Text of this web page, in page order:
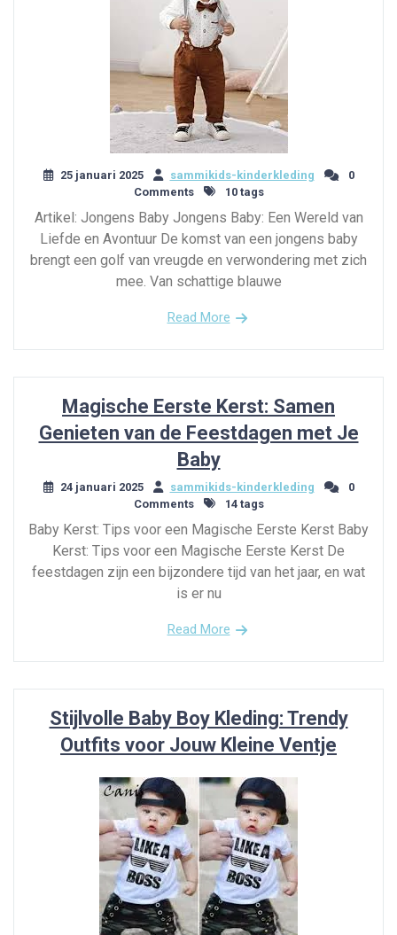
25 januari 2025 sammikids-kinderkleding
0
Comments
10 tags
Artikel: Jongens Baby Jongens Baby: Een Wereld van
Liefde en Avontuur De komst van een jongens baby
brengt een golf van vreugde en verwondering met zich
mee. Van schattige blauwe
Read More
Magische Eerste Kerst: Samen
Genieten van de Feestdagen met Je
Baby
24 januari 2025 sammikids-kinderkleding
0
Comments
14 tags
Baby Kerst: Tips voor een Magische Eerste Kerst Baby
Kerst: Tips voor een Magische Eerste Kerst De
feestdagen zijn een bijzondere tijd van het jaar, en wat
is er nu
Read More
Stijlvolle Baby Boy Kleding: Trendy
Outfits voor Jouw Kleine Ventje